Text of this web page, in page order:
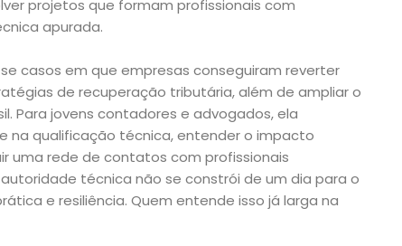
projetos que formam profissionais com
apurada.
casos em que empresas conseguiram reverter
de recuperação tributária, além de ampliar o
Para jovens contadores e advogados, ela
na qualificação técnica, entender o impacto
uma rede de contatos com profissionais
técnica não se constrói de um dia para o
e resiliência. Quem entende isso já larga na